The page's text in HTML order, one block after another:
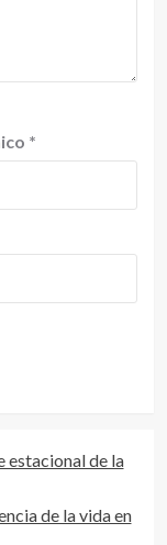
*
estacional de la
de la vida en